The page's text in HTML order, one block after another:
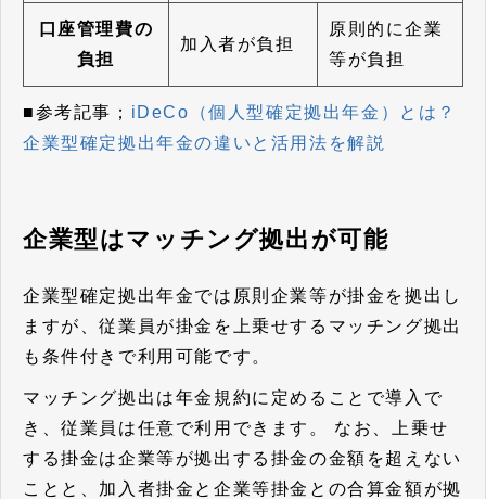
口座管理費の
負担
加入者が負担
原則的に企業
等が負担
■参考記事； iDeCo（個人型確定拠出年金）とは？
企業型確定拠出年金の違いと活用法を解説
企業型はマッチング拠出が可能
企業型確定拠出年金では原則企業等が掛金を拠出し
ますが、従業員が掛金を上乗せするマッチング拠出
も条件付きで利用可能です。
マッチング拠出は年金規約に定めることで導入で
き、従業員は任意で利用できます。 なお、上乗せ
する掛金は企業等が拠出する掛金の金額を超えない
ことと、加入者掛金と企業等掛金との合算金額が拠